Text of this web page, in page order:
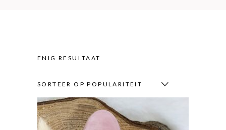
ENIG RESULTAAT
SORTEER OP POPULARITEIT